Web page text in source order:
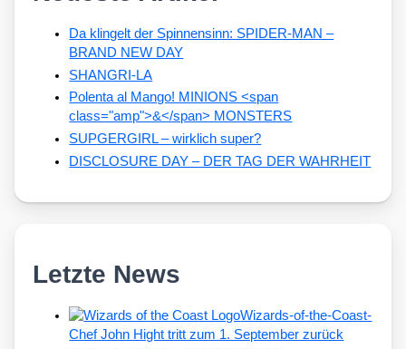
Da klingelt der Spinnensinn: SPIDER-MAN –
BRAND NEW DAY
SHANGRI-LA
Polenta al Mango! MINIONS <span
class="amp">&</span> MONSTERS
SUPGERGIRL – wirklich super?
DISCLOSURE DAY – DER TAG DER WAHRHEIT
Letzte News
Wizards-of-the-Coast-
Chef John Hight tritt zum 1. September zurück